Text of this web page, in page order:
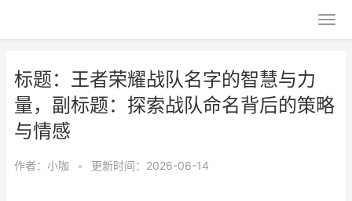
标题：王者荣耀战队名字的智慧与力
量，副标题：探索战队命名背后的策略
与情感
作者： 小咖 • 更新时间：2026-06-14